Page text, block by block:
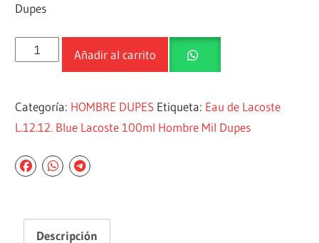
Dupes
Añadir al carrito
Categoría: HOMBRE DUPES Etiqueta: Eau de Lacoste
L.12.12. Blue Lacoste 100ml Hombre Mil Dupes
Descripción